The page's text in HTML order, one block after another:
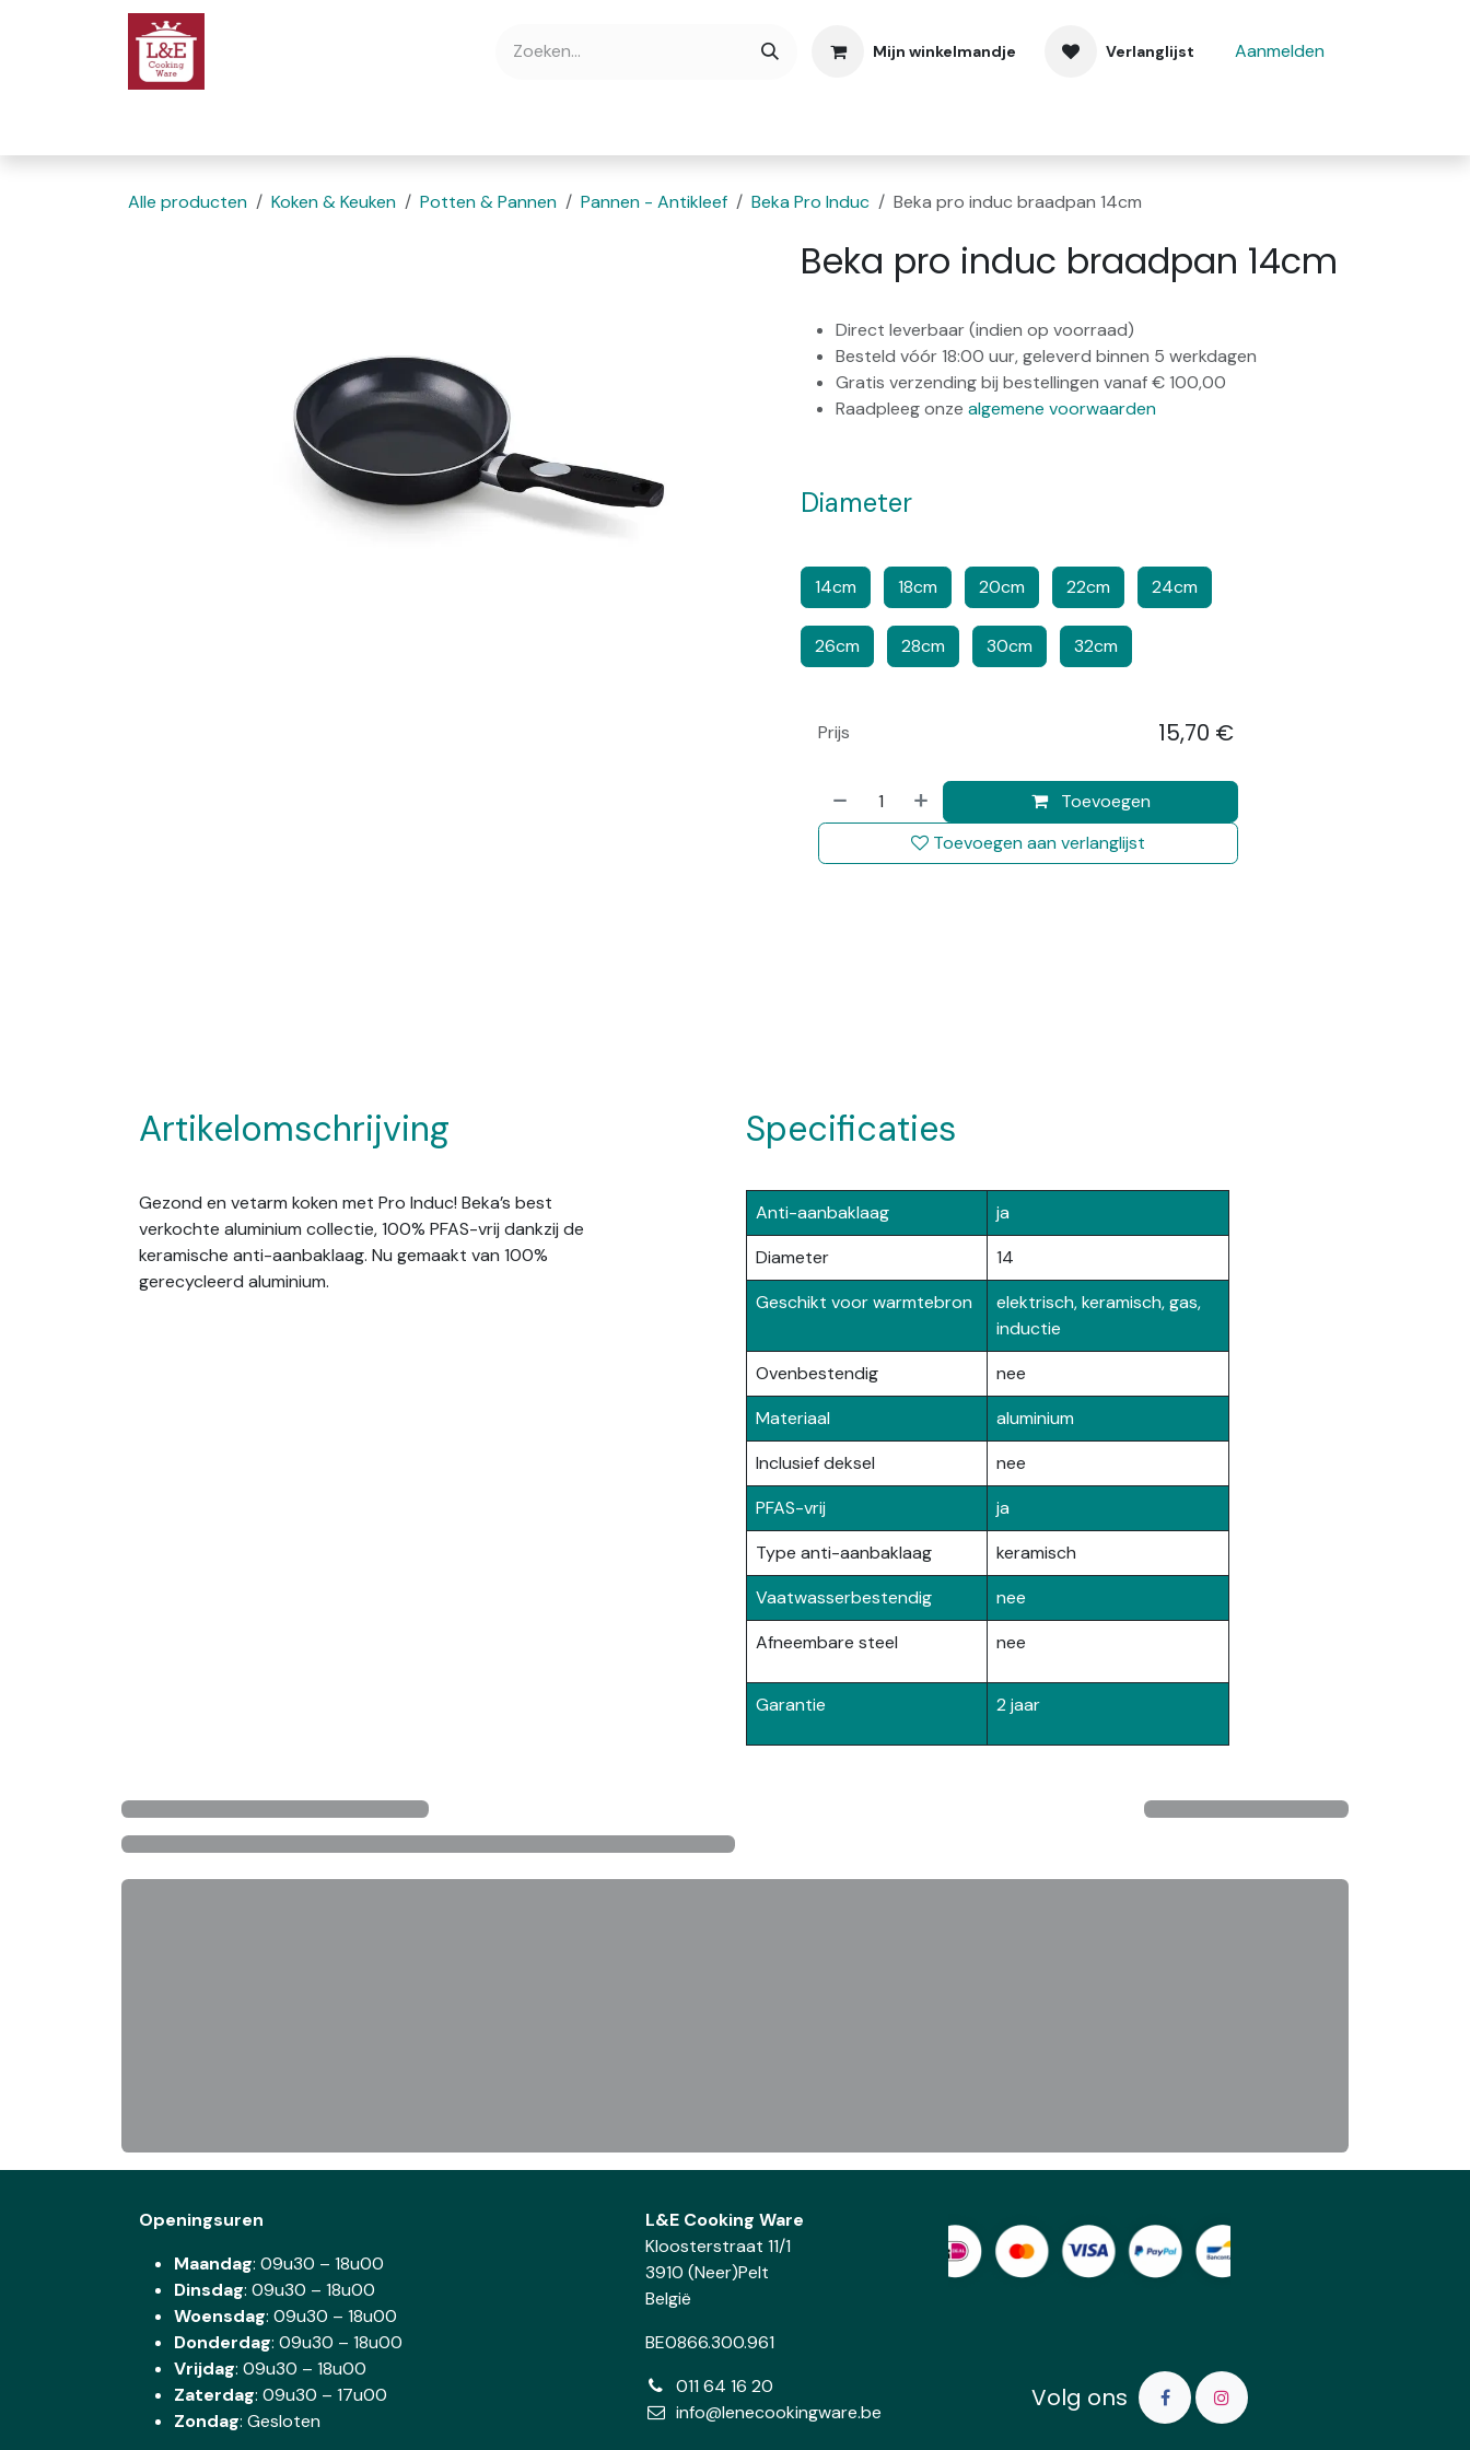
Overslaan naar inhoud
Mijn winkelmandje Verlanglijst Aanmelden
Alle producten Koken & Keuken Potten & Pannen Pannen - Antikleef Beka Pro Induc Beka pro induc braadpan 14cm
Beka pro induc braadpan 14cm
Direct leverbaar (indien op voorraad)
Besteld vóór 18:00 uur, geleverd binnen 5 werkdagen
Gratis verzending bij bestellingen vanaf € 100,00
Raadpleeg onze algemene voorwaarden
Diameter
14cm 18cm 20cm 22cm 24cm
26cm 28cm 30cm 32cm
Toevoegen
Toevoegen aan verlanglijst
Prijs 15,70 €
Artikelomschrijving
Gezond en vetarm koken met Pro Induc! Beka’s best
verkochte aluminium collectie, 100% PFAS-vrij dankzij de
keramische anti-aanbaklaag. Nu gemaakt van 100%
gerecycleerd aluminium.
Specificaties
Anti-aanbaklaag
ja
Diameter
14
Geschikt voor warmtebron
elektrisch, keramisch, gas,
inductie
Ovenbestendig
nee
Materiaal
aluminium
Inclusief deksel
nee
PFAS-vrij
ja
Type anti-aanbaklaag
keramisch
Vaatwasserbestendig
nee
Afneembare steel
nee
Garantie 2 jaar
Openingsuren
Maandag: 09u30 – 18u00
Dinsdag: 09u30 – 18u00
Woensdag: 09u30 – 18u00
Donderdag: 09u30 – 18u00
Vrijdag: 09u30 – 18u00
Zaterdag: 09u30 – 17u00
Zondag: Gesloten
L&E Cooking Ware
Kloosterstraat 11/1
3910 (Neer)Pelt
België
BE0866.300.961
011 64 16 20
info@lenecookingware.be
Volg ons